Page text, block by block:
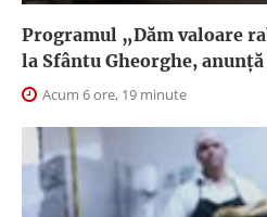
Programul „Dăm valoare
la Sfântu Gheorghe,
Acum 6 ore, 19 minute